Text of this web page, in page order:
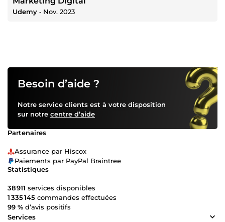
Udemy ‐ Nov. 2023
Besoin d’aide ?
Notre service clients est à votre disposition
sur notre centre d’aide
Partenaires
Assurance par Hiscox
Paiements par PayPal Braintree
Statistiques
38 911 services disponibles
1 335 145 commandes effectuées
99 % d’avis positifs
Services